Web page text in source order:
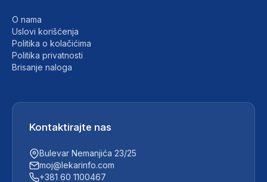
O nama
Uslovi korišćenja
Politika o kolačićima
Politika privatnosti
Brisanje naloga
Kontaktirajte nas
Bulevar Nemanjića 23/25
moj@lekarinfo.com
+381 60 1100467